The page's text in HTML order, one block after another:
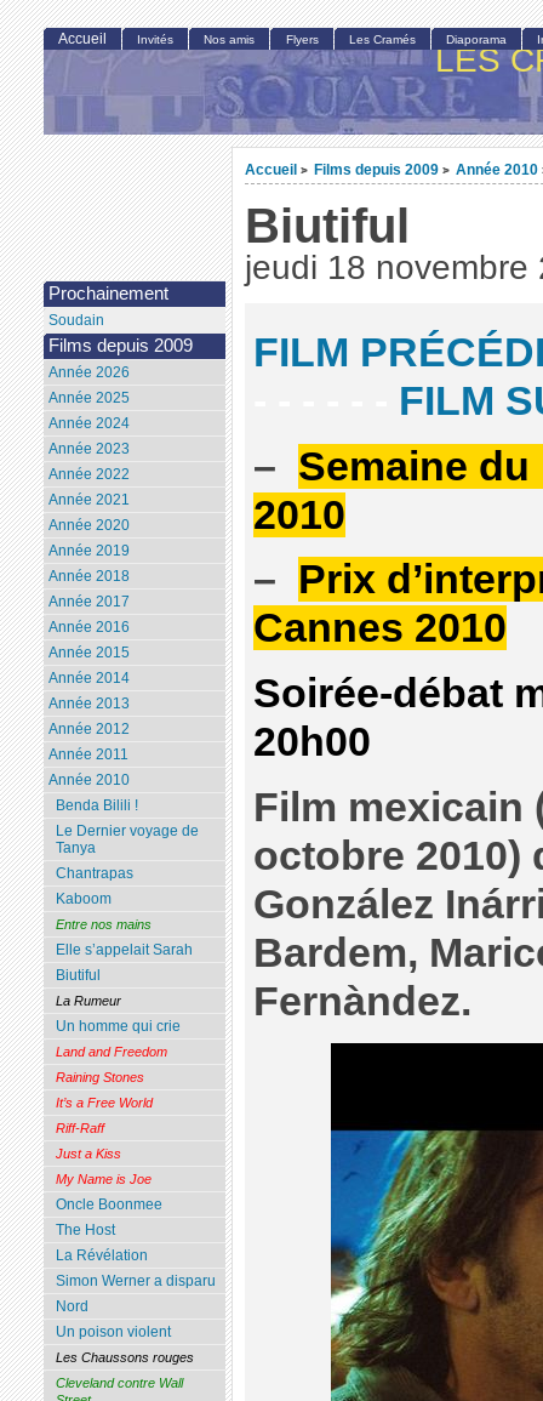
LES
Accueil > Films depuis 2009 > Année 2010
Biutiful
jeudi 18 novembre
FILM
FILM
– Semaine du
2010
– Prix
Cannes 2010
Soirée-débat
20h00
Film mexicain
octobre 2010)
González
Bardem,
Fernàndez.
Accueil Invités Nos amis Flyers Les Cramés Diaporama
Prochainement
Soudain
Films depuis 2009
Année 2026
Année 2025
Année 2024
Année 2023
Année 2022
Année 2021
Année 2020
Année 2019
Année 2018
Année 2017
Année 2016
Année 2015
Année 2014
Année 2013
Année 2012
Année 2011
Année 2010
Benda Bilili !
Le Dernier voyage de
Tanya
Chantrapas
Kaboom
Entre nos mains
Elle s’appelait Sarah
Biutiful
La Rumeur
Un homme qui crie
Land and Freedom
Raining Stones
It’s a Free World
Riff-Raff
Just a Kiss
My Name is Joe
Oncle Boonmee
The Host
La Révélation
Simon Werner a disparu
Nord
Un poison violent
Les Chaussons rouges
Cleveland contre Wall